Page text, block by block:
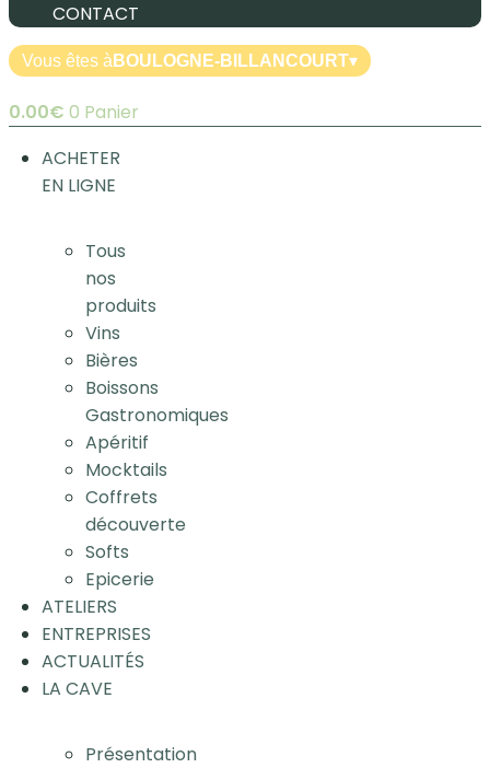
CONTACT
Vous êtes à BOULOGNE-BILLANCOURT▾
0.00€ 0 Panier
ACHETER
EN LIGNE
Tous
nos
produits
Vins
Bières
Boissons
Gastronomiques
Apéritif
Mocktails
Coffrets
découverte
Softs
Epicerie
ATELIERS
ENTREPRISES
ACTUALITÉS
LA CAVE
Présentation